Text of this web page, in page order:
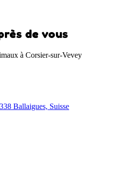
de vous
à Corsier-sur-Vevey
Ballaigues, Suisse